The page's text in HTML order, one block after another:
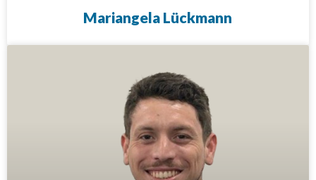
Mariangela Lückmann